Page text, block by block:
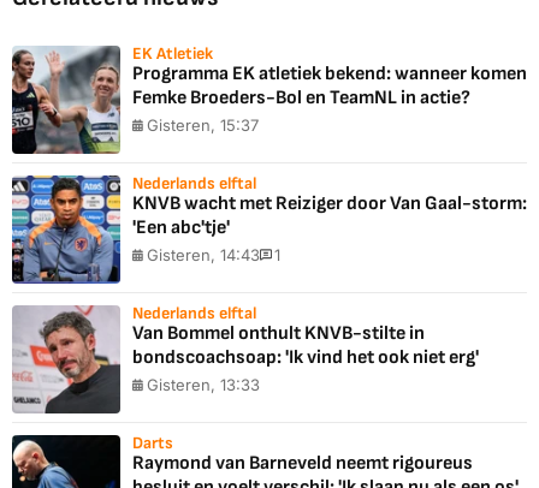
EK Atletiek
Programma EK atletiek bekend: wanneer komen
Femke Broeders-Bol en TeamNL in actie?
Gisteren, 15:37
Nederlands elftal
KNVB wacht met Reiziger door Van Gaal-storm:
'Een abc'tje'
Gisteren, 14:43 1
Nederlands elftal
Van Bommel onthult KNVB-stilte in
bondscoachsoap: 'Ik vind het ook niet erg'
Gisteren, 13:33
Darts
Raymond van Barneveld neemt rigoureus